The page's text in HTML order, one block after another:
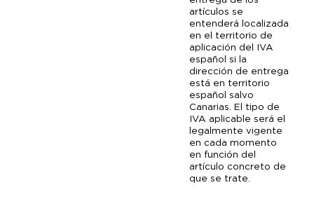
artículos se
entenderá localizada
en el territorio de
aplicación del IVA
español si la
dirección de entrega
está en territorio
español salvo
Canarias. El tipo de
IVA aplicable será el
legalmente vigente
en cada momento
en función del
artículo concreto de
que se trate.